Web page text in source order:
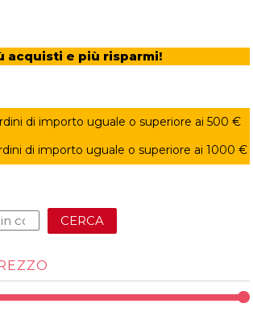
acquisti e più risparmi!
di importo uguale o superiore ai 500 €
di importo uguale o superiore ai 1000 €
CERCA